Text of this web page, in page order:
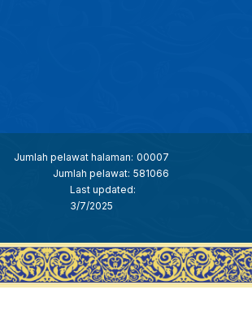
Jumlah pelawat halaman: 00007
Jumlah pelawat: 581066
Last updated:
3/7/2025